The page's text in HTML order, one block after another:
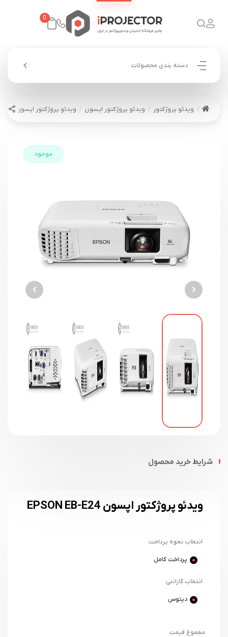
0
دسته بندی محصولات
ویدئو پروژکتور ویدئو پروژکتور اپسون ویدئو پروژکتور اپسون EPSON EB-E24
موجود
شرایط خرید محصول
ویدئو پروژکتور اپسون EPSON EB-E24
انتخاب نحوه پرداخت:
پرداخت کامل
انتخاب گارانتی:
دیتوس
مجموع قیمت